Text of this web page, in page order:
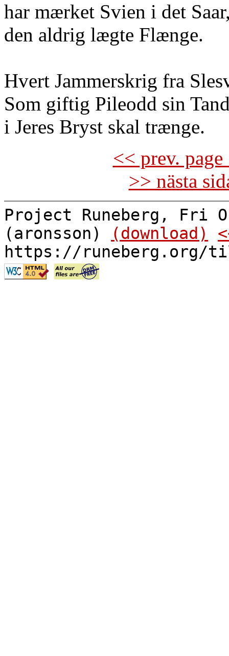
har mærket Svien i det
den aldrig lægte Flænge.
Hvert Jammerskrig fra
Som giftig Pileodd sin
i Jeres Bryst skal trænge.
<< prev.
>> nästa
Project Runeberg, Fri
(aronsson)
(download)
https://runeberg.org/